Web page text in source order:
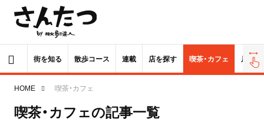
街を知る 散歩コース 連載 店を探す 喫茶・カフェ 居酒屋
HOME 喫茶・カフェ
喫茶・カフェの記事一覧